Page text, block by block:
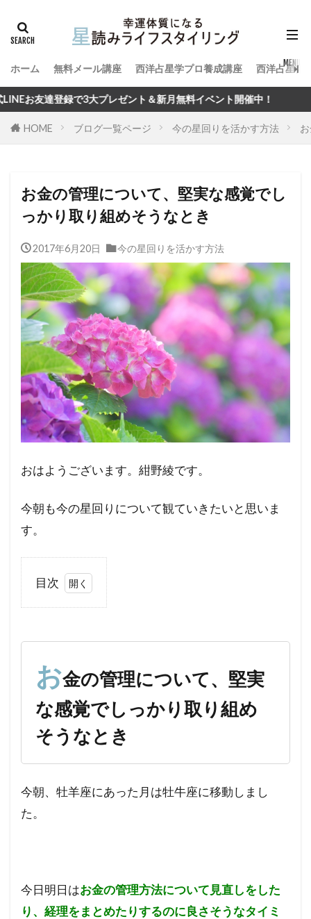
ホーム 無料メール講座 西洋占星学プロ養成講座 西洋占星術
ント＆新月無料イベント開催中！
HOME ブログ一覧ページ 今の星回りを活かす方法
お金の管理について、堅実な感覚でし
っかり取り組めそうなとき
2017年6月20日 今の星回りを活かす方法
おはようございます。紺野綾です。
今朝も今の星回りについて観ていきたいと思いま
す。
目次
つい
て、
堅実
な感
覚で
しっ
取り
そう
お金の管理について、堅実
な感覚でしっかり取り組め
そうなとき
今朝、牡羊座にあった月は牡牛座に移動しまし
た。
今日明日はお金の管理方法について見直しをした
り、経理をまとめたりするのに良さそうなタイミ